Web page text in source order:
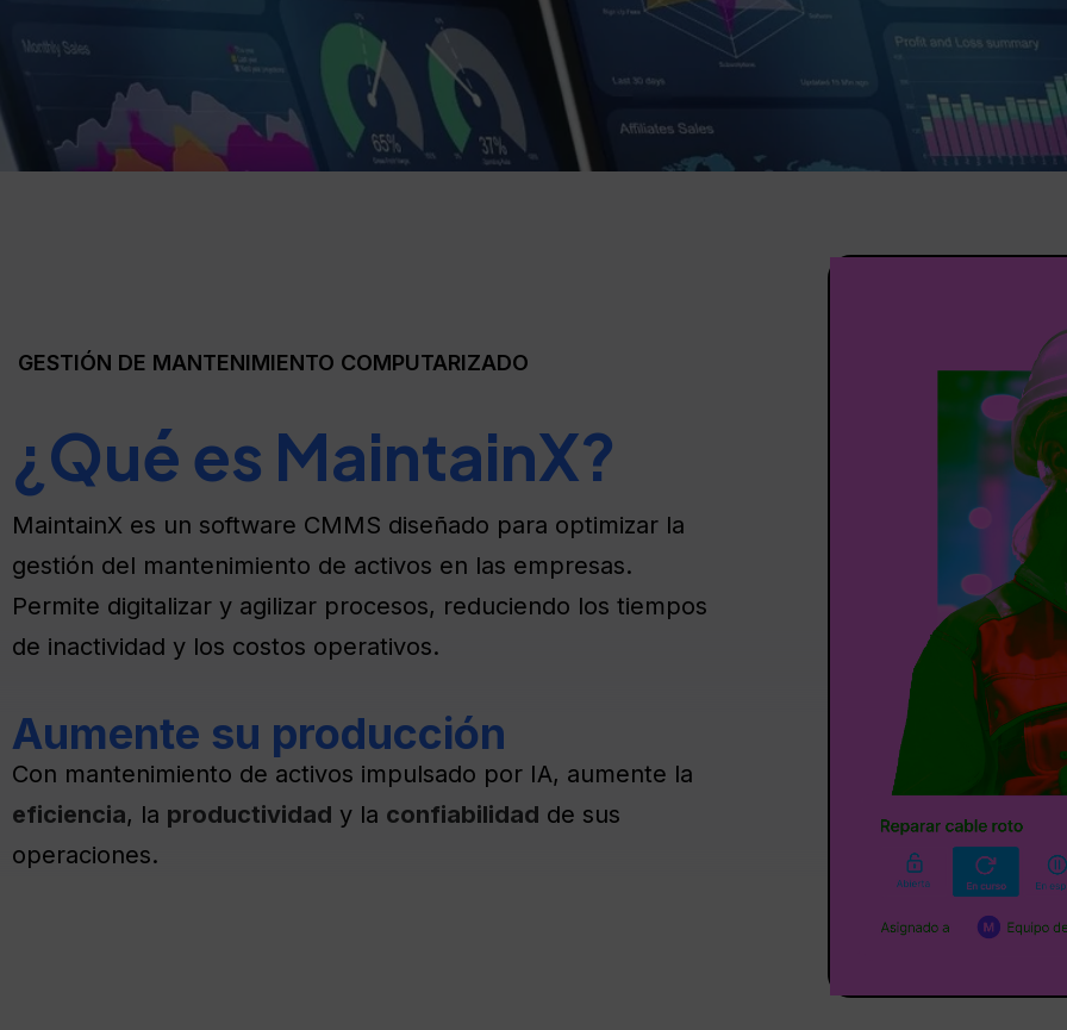
GESTIÓN DE MANTENIMIENTO COMPUTARIZADO
¿Qué es MaintainX?
MaintainX es un software CMMS diseñado para optimizar la
gestión del mantenimiento de activos en las empresas.
Permite digitalizar y agilizar procesos, reduciendo los tiempos
de inactividad y los costos operativos.
Aumente su producción
Con mantenimiento de activos impulsado por IA, aumente la
eficiencia, la productividad y la confiabilidad de sus
operaciones.